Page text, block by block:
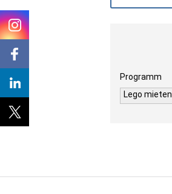
Programm
Lego mieten